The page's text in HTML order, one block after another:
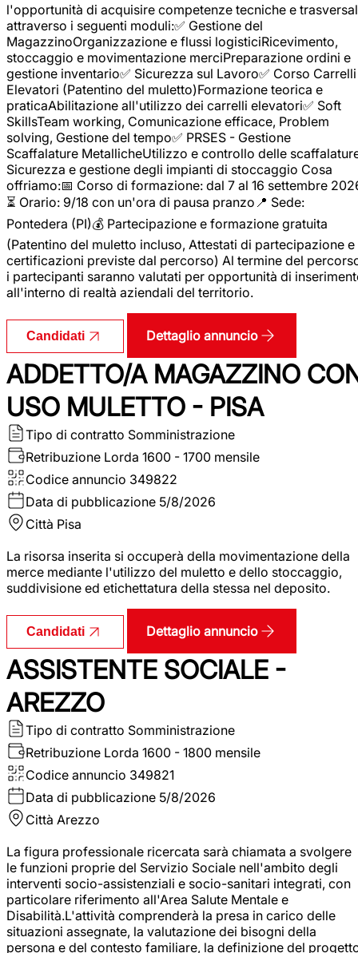
l'opportunità di acquisire competenze tecniche e
attraverso i seguenti moduli:✅ Gestione del
MagazzinoOrganizzazione e flussi logisticiRicevimento,
stoccaggio e movimentazione merciPreparazione ordini e
gestione inventario✅ Sicurezza sul Lavoro✅ Corso Carrelli
Elevatori (Patentino del muletto)Formazione teorica e
praticaAbilitazione all'utilizzo dei carrelli elevatori✅ Soft
SkillsTeam working, Comunicazione efficace, Problem
solving, Gestione del tempo✅ PRSES - Gestione
Scaffalature MetallicheUtilizzo e controllo delle
Sicurezza e gestione degli impianti di stoccaggio Cosa
offriamo:📅 Corso di formazione: dal 7 al 16 settembre
⏳ Orario: 9/18 con un'ora di pausa pranzo📍 Sede:
Pontedera (PI)💰 Partecipazione e formazione gratuita
(Patentino del muletto incluso, Attestati di partecipazione e
certificazioni previste dal percorso) Al termine del
i partecipanti saranno valutati per opportunità di
all'interno di realtà aziendali del territorio.
Candidati Dettaglio annuncio
ADDETTO/A MAGAZZINO
USO MULETTO - PISA
Tipo di contratto Somministrazione
Retribuzione Lorda 1600 - 1700 mensile
Codice annuncio 349822
Data di pubblicazione 5/8/2026
Città Pisa
La risorsa inserita si occuperà della movimentazione della
merce mediante l'utilizzo del muletto e dello stoccaggio,
suddivisione ed etichettatura della stessa nel deposito.
Candidati Dettaglio annuncio
ASSISTENTE SOCIALE -
AREZZO
Tipo di contratto Somministrazione
Retribuzione Lorda 1600 - 1800 mensile
Codice annuncio 349821
Data di pubblicazione 5/8/2026
Città Arezzo
La figura professionale ricercata sarà chiamata a svolgere
le funzioni proprie del Servizio Sociale nell'ambito degli
interventi socio-assistenziali e socio-sanitari integrati, con
particolare riferimento all'Area Salute Mentale e
Disabilità.L'attività comprenderà la presa in carico delle
situazioni assegnate, la valutazione dei bisogni della
persona e del contesto familiare, la definizione del